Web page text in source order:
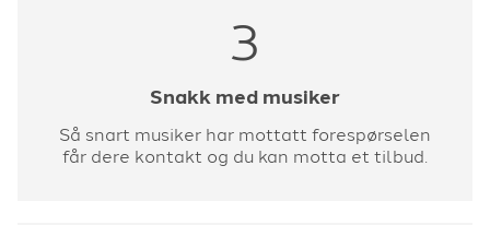
3
Snakk med musiker
Så snart musiker har mottatt forespørselen
får dere kontakt og du kan motta et tilbud.